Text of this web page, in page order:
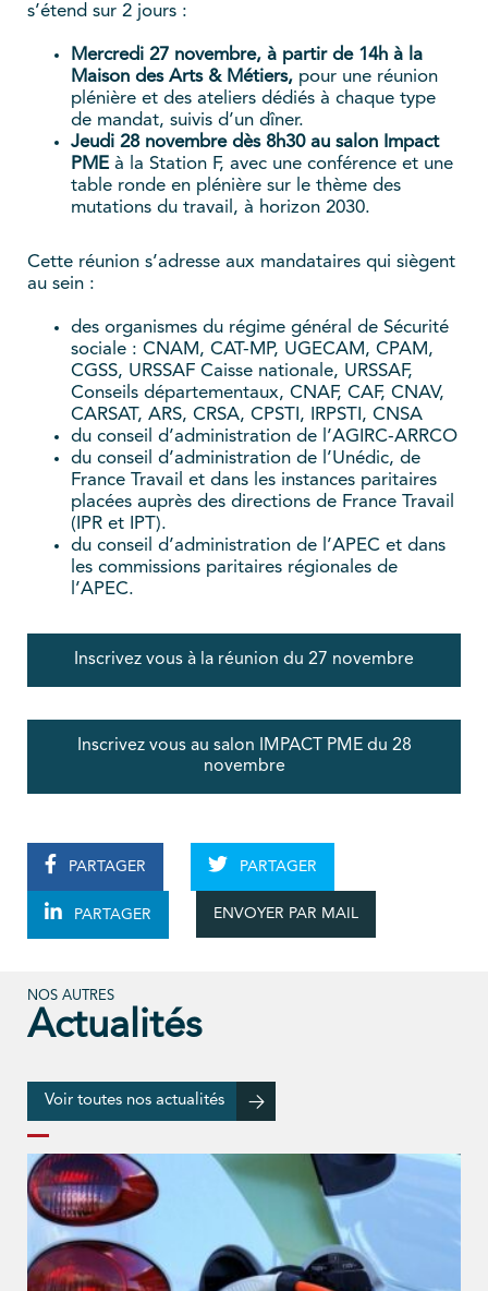
s’étend sur 2 jours :
Mercredi 27 novembre, à partir de 14h à la
Maison des Arts & Métiers, pour une réunion
plénière et des ateliers dédiés à chaque type
de mandat, suivis d’un dîner.
Jeudi 28 novembre dès 8h30 au salon Impact
PME à la Station F, avec une conférence et une
table ronde en plénière sur le thème des
mutations du travail, à horizon 2030.
Cette réunion s’adresse aux mandataires qui siègent
au sein :
des organismes du régime général de Sécurité
sociale : CNAM, CAT-MP, UGECAM, CPAM,
CGSS, URSSAF Caisse nationale, URSSAF,
Conseils départementaux, CNAF, CAF, CNAV,
CARSAT, ARS, CRSA, CPSTI, IRPSTI, CNSA
du conseil d’administration de l’AGIRC-ARRCO
du conseil d’administration de l’Unédic, de
France Travail et dans les instances paritaires
placées auprès des directions de France Travail
(IPR et IPT).
du conseil d’administration de l’APEC et dans
les commissions paritaires régionales de
l’APEC.
Inscrivez vous à la réunion du 27 novembre
Inscrivez vous au salon IMPACT PME du 28
novembre
PARTAGER PARTAGER
PARTAGER ENVOYER PAR MAIL
NOS AUTRES
Actualités
Voir toutes nos actualités